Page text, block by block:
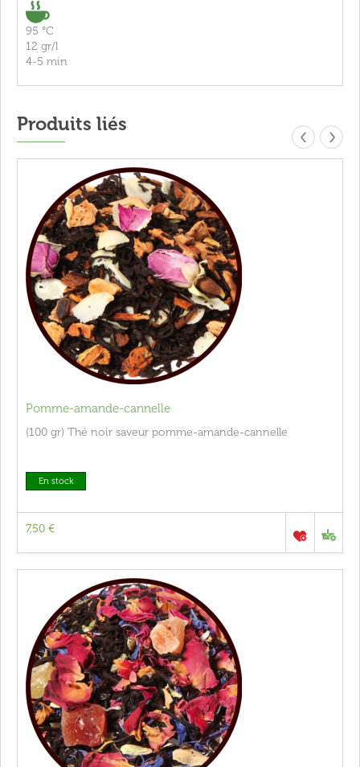
95 °C
12 gr/l
4-5 min
Produits liés ‹ ›
Pomme-amande-cannelle
(100 gr) Thé noir saveur pomme-amande-cannelle
En stock
7,50 €